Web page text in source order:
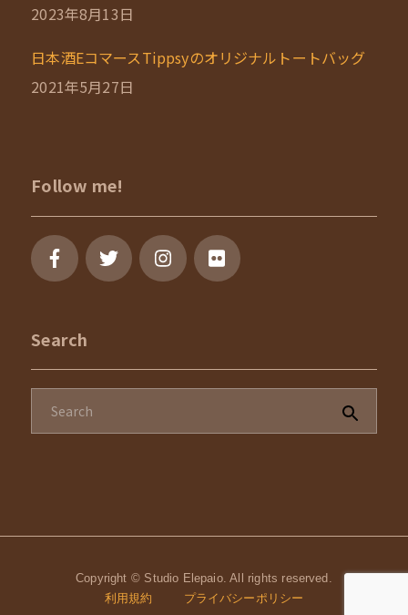
2023年8月13日
日本酒EコマースTippsyのオリジナルトートバッグ
2021年5月27日
Follow me!
Search
Copyright © Studio Elepaio. All rights reserved.
利用規約
プライバシーポリシー